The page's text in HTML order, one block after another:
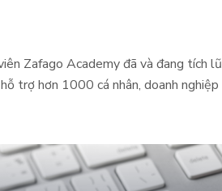
Zafago Academy đã và đang tích
trợ hơn 1000 cá nhân, doanh